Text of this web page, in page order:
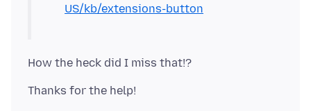
US/kb/extensions-button